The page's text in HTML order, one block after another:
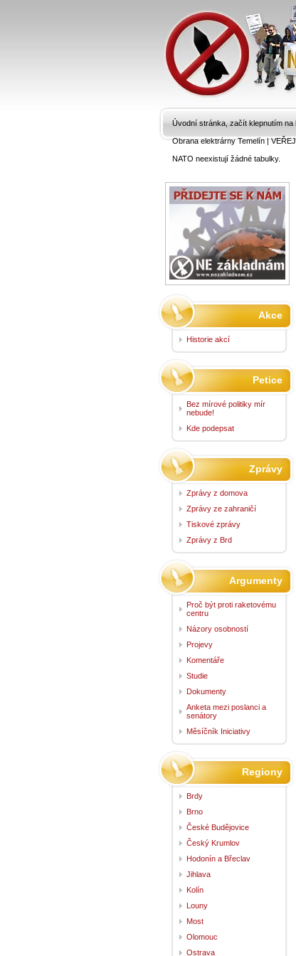
Úvodní stránka, začít klepnutím na
Obrana elektrárny Temelín|
NATO neexistují žádné tabulky.
Akce
Historie akcí
Petice
Bez mírové politiky mír
nebude!
Kde podepsat
Zprávy
Zprávy z domova
Zprávy ze zahraničí
Tiskové zprávy
Zprávy z Brd
Argumenty
Proč být proti raketovému
centru
Názory osobností
Projevy
Komentáře
Studie
Dokumenty
Anketa mezi poslanci a
senátory
Měsíčník Iniciativy
Regiony
Brdy
Brno
České Budějovice
Český Krumlov
Hodonín a Břeclav
Jihlava
Kolín
Louny
Most
Olomouc
Ostrava